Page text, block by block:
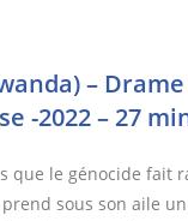
–
-2022 – 27
que le génocide fait
sous son aile